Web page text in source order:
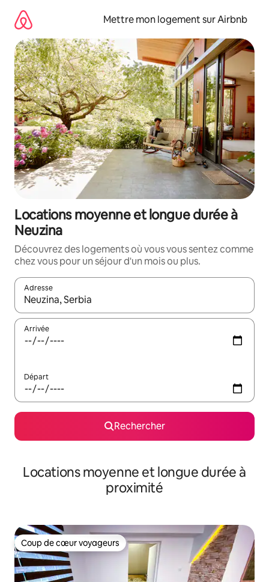
directement
contenu
Mettre mon logement sur Airbnb
Locations moyenne et longue durée à
Neuzina
Découvrez des logements où vous vous sentez comme
chez vous pour un séjour d'un mois ou plus.
Adresse
Lorsque les résultats s'affichent, utilisez les flèches vers le
Arrivée
Départ
Rechercher
Locations moyenne et longue durée à
proximité
Coup de cœur voyageurs
Coup de cœur voyageurs